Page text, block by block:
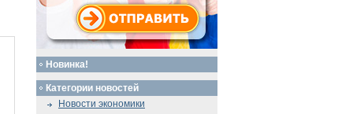
Новинка!
Категории новостей
Новости экономики